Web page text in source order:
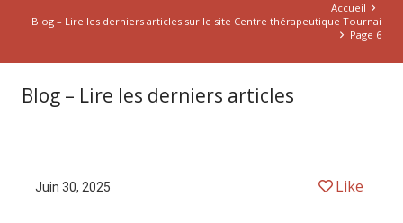
Accueil
Blog – Lire les derniers articles sur le site Centre thérapeutique Tournai
Page 6
Blog – Lire les derniers articles
Juin 30, 2025 Like